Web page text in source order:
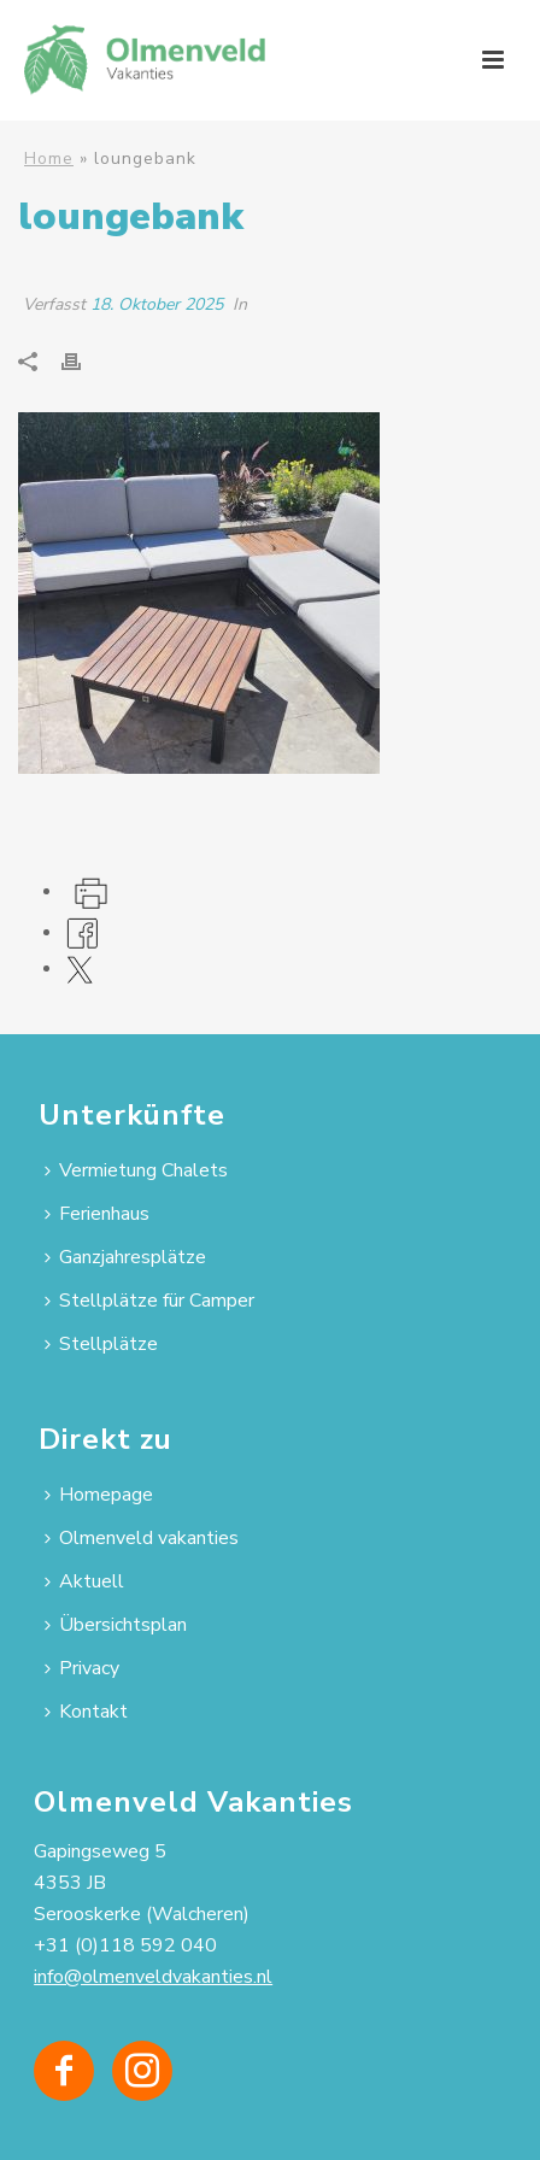
Home » loungebank
loungebank
Verfasst 18. Oktober 2025 In
Unterkünfte
Vermietung Chalets
Ferienhaus
Ganzjahresplätze
Stellplätze für Camper
Stellplätze
Direkt zu
Homepage
Olmenveld vakanties
Aktuell
Übersichtsplan
Privacy
Kontakt
Olmenveld Vakanties
Gapingseweg 5
4353 JB
Serooskerke (Walcheren)
+31 (0)118 592 040
info@olmenveldvakanties.nl